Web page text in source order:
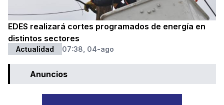
EDES realizará cortes programados de energía en
distintos sectores
Actualidad 07:38, 04-ago
Anuncios